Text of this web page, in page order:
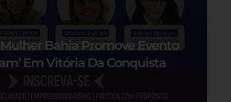
Bahia Promove Evento
Em Vitória Da Conquista